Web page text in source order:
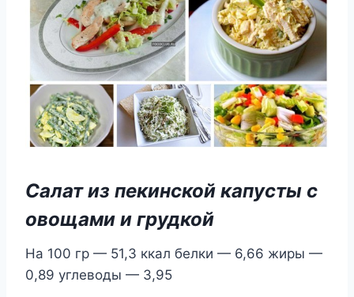
Салат из пекинской капусты с
овощами и грудкой
На 100 гр — 51,3 ккал белки — 6,66 жиры —
0,89 углеводы — 3,95